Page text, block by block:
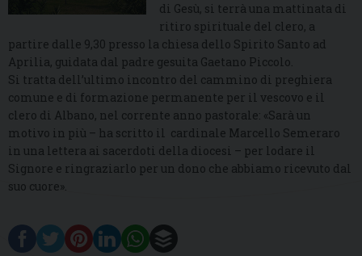
di Gesù, si terrà una mattinata di
ritiro spirituale del clero, a
partire dalle 9,30 presso la chiesa dello Spirito Santo ad
Aprilia, guidata dal padre gesuita Gaetano Piccolo.
Si tratta dell’ultimo incontro del cammino di preghiera
comune e di formazione permanente per il vescovo e il
clero di Albano, nel corrente anno pastorale: «Sarà un
motivo in più – ha scritto il cardinale Marcello Semeraro
in una lettera ai sacerdoti della diocesi – per lodare il
Signore e ringraziarlo per un dono che abbiamo ricevuto dal
suo cuore».